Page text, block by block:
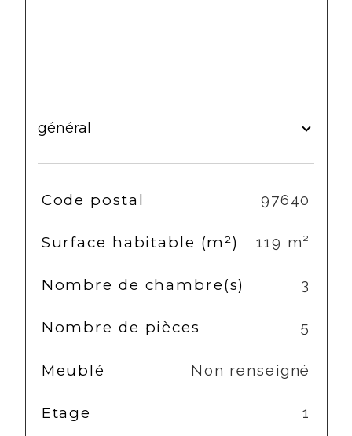
général
TRAD_SIROCCO_Caracteristique Valeurs
Code postal 97640
Surface habitable (m²) 119 m²
Nombre de chambre(s) 3
Nombre de pièces 5
Meublé Non renseigné
Etage 1